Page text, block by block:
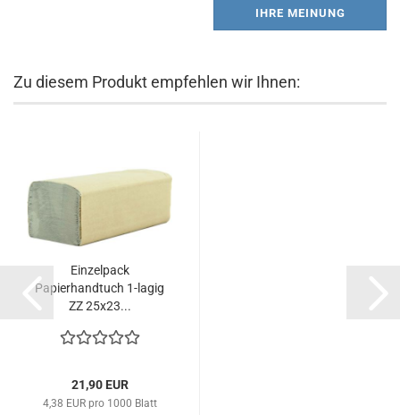
IHRE MEINUNG
Zu diesem Produkt empfehlen wir Ihnen:
Einzelpack
Papierhandtuch 1-lagig
ZZ 25x23...
21,90 EUR
4,38 EUR pro 1000 Blatt